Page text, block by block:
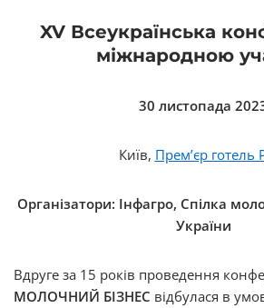
XV Всеукраїнська
міжнародною
30 листопада
Київ, Премʼєр готель
Організатори: Інфагро, Спілка
України
Вдруге за 15 років проведення
МОЛОЧНИЙ БІЗНЕС відбулася в